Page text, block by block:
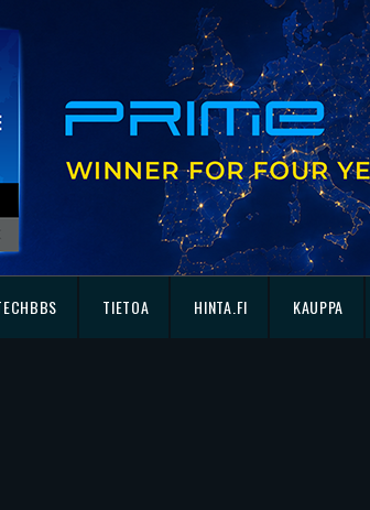
TIETOA HINTA.FI KAUPPA